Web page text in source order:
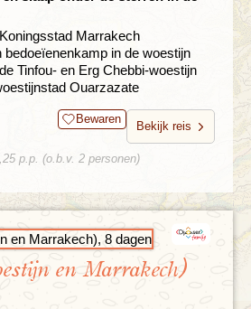
Marrakech
bedoeïenenkamp in de woestijn
Tinfou- en Erg Chebbi-woestijn
Ouarzazate
Bewaren
Bekijk reis
p.p. (o.b.v. 2 personen)
en Marrakech)